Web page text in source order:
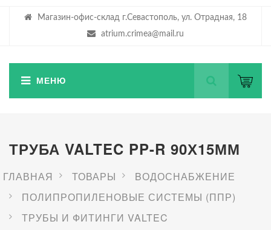
Магазин-офис-склад г.Севастополь, ул. Отрадная, 18
atrium.crimea@mail.ru
ТРУБА VALTEC PP-R 90Х15ММ
ГЛАВНАЯ ТОВАРЫ
BОДОСНАБЖЕНИЕ
ПОЛИПРОПИЛЕНОВЫЕ СИСТЕМЫ (ППР)
ТРУБЫ И ФИТИНГИ VALTEC